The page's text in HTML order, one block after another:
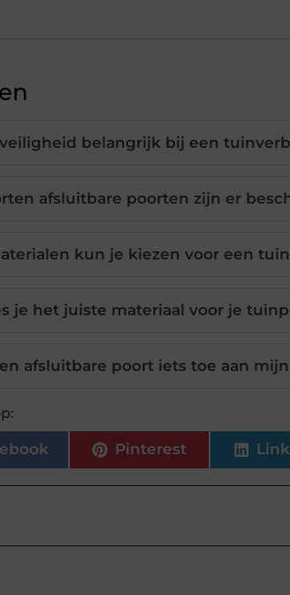
veiligheid belangrijk bij een
afsluitbare poorten zijn er
kun je kiezen voor een
je het juiste materiaal voor je
afsluitbare poort iets toe aan
Pinterest